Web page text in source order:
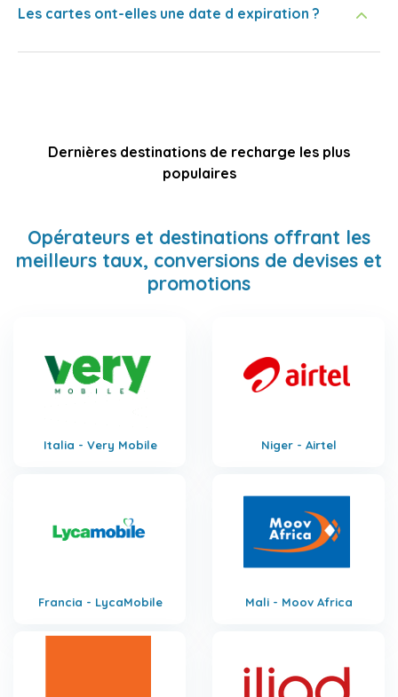
Les cartes ont-elles une date d expiration ?
Dernières destinations de recharge les plus
populaires
Opérateurs et destinations offrant les
meilleurs taux, conversions de devises et
promotions
Italia - Very Mobile Niger - Airtel
Francia - LycaMobile Mali - Moov Africa